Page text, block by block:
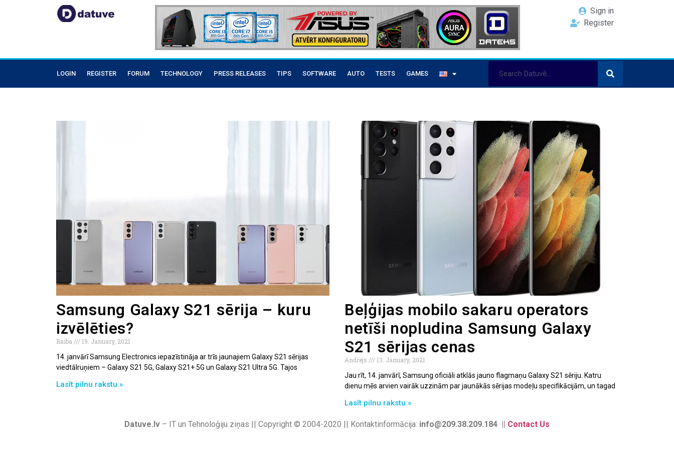
Sign in
Register
LOGIN REGISTER FORUM TECHNOLOGY PRESS RELEASES TIPS SOFTWARE AUTO TESTS GAMES
Samsung Galaxy S21 sērija – kuru
izvēlēties?
Baiba
19. January, 2021
14. janvārī Samsung Electronics iepazīstināja ar trīs jaunajiem Galaxy S21 sērijas
viedtālruņiem – Galaxy S21 5G, Galaxy S21+ 5G un Galaxy S21 Ultra 5G. Tajos
Lasīt pilnu rakstu »
Beļģijas mobilo sakaru operators
netīši nopludina Samsung Galaxy
S21 sērijas cenas
Andrejs
13. January, 2021
Jau rīt, 14. janvārī, Samsung oficiāli atklās jauno flagmaņu Galaxy S21 sēriju. Katru
dienu mēs arvien vairāk uzzinām par jaunākās sērijas modeļu specifikācijām, un tagad
Lasīt pilnu rakstu »
Datuve.lv – IT un Tehnoloģiju ziņas || Copyright © 2004-2020 || Kontaktinformācija: info@209.38.209.184 || Contact Us